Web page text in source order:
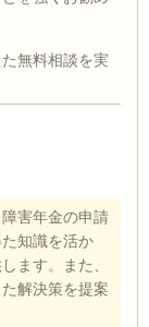
無料相談を実
害年金の申請
知識を活か
ます。また、
解決策を提案